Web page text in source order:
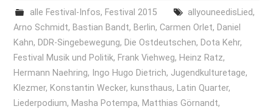
alle Festival-Infos, Festival 2015 allyouneedisLied,
Arno Schmidt, Bastian Bandt, Berlin,Carmen Orlet, Daniel
Kahn, DDR-Singebewegung, Die Ostdeutschen, Dota Kehr,
Festival Musik und Politik, Frank Viehweg, Heinz Ratz,
Hermann Naehring, Ingo Hugo Dietrich, Jugendkulturetage,
Klezmer, Konstantin Wecker, kunsthaus, Latin Quarter,
Liederpodium, Masha Potempa, Matthias Görnandt,